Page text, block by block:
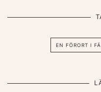
EN FÖRORT I